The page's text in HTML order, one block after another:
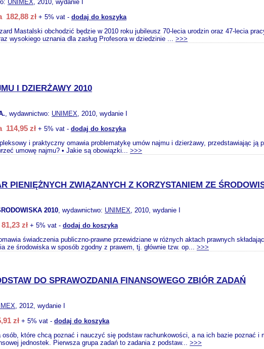
UNIMEX, 2010, wydanie I
182,88 zł + 5% vat - dodaj do koszyka
Mastalski obchodzić będzie w 2010 roku jubileusz 70-lecia urodzin oraz 47-lecia
wysokiego uznania dla zasług Profesora w dziedzinie ... >>>
I DZIERŻAWY 2010
, wydawnictwo: UNIMEX, 2010, wydanie I
114,95 zł + 5% vat - dodaj do koszyka
i praktyczny omawia problematykę umów najmu i dzierżawy, przedstawiając ją
umowę najmu? • Jakie są obowiązki... >>>
PIENIĘŻNYCH ZWIĄZANYCH Z KORZYSTANIEM ZE
2010, wydawnictwo: UNIMEX, 2010, wydanie I
zł + 5% vat - dodaj do koszyka
świadczenia publiczno-prawne przewidziane w różnych aktach prawnych
ze środowiska w sposób zgodny z prawem, tj. głównie tzw. op... >>>
DO SPRAWOZDANIA FINANSOWEGO ZBIÓR ZADAŃ
, 2012, wydanie I
zł + 5% vat - dodaj do koszyka
które chcą poznać i nauczyć się podstaw rachunkowości, a na ich bazie poznać i
jednostek. Pierwsza grupa zadań to zadania z podstaw... >>>